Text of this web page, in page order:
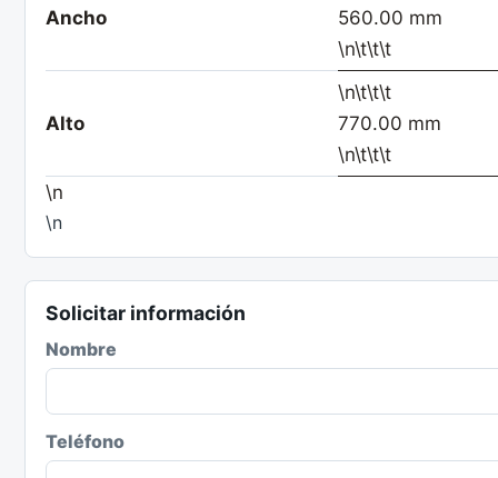
Ancho
560.00 mm
\n\t\t\t
Alto
\n\t\t\t
770.00 mm
\n\t\t\t
\n
\n
Solicitar información
Nombre
Teléfono